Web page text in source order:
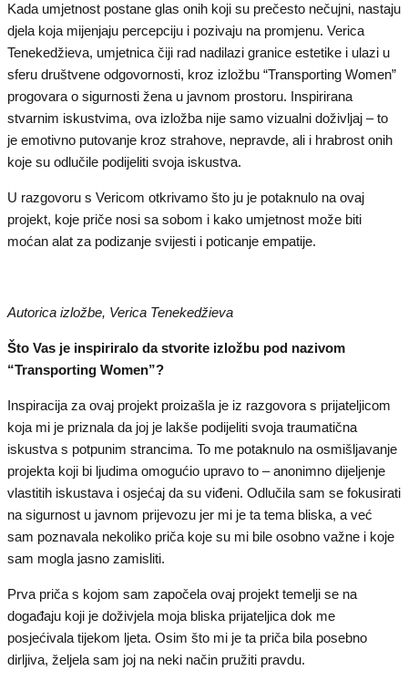
Kada umjetnost postane glas onih koji su prečesto nečujni, nastaju
djela koja mijenjaju percepciju i pozivaju na promjenu. Verica
Tenekedžieva, umjetnica čiji rad nadilazi granice estetike i ulazi u
sferu društvene odgovornosti, kroz izložbu “Transporting Women”
progovara o sigurnosti žena u javnom prostoru. Inspirirana
stvarnim iskustvima, ova izložba nije samo vizualni doživljaj – to
je emotivno putovanje kroz strahove, nepravde, ali i hrabrost onih
koje su odlučile podijeliti svoja iskustva.
U razgovoru s Vericom otkrivamo što ju je potaknulo na ovaj
projekt, koje priče nosi sa sobom i kako umjetnost može biti
moćan alat za podizanje svijesti i poticanje empatije.
Autorica izložbe, Verica Tenekedžieva
Što Vas je inspiriralo da stvorite izložbu pod nazivom
“Transporting Women”?
Inspiracija za ovaj projekt proizašla je iz razgovora s prijateljicom
koja mi je priznala da joj je lakše podijeliti svoja traumatična
iskustva s potpunim strancima. To me potaknulo na osmišljavanje
projekta koji bi ljudima omogućio upravo to – anonimno dijeljenje
vlastitih iskustava i osjećaj da su viđeni. Odlučila sam se fokusirati
na sigurnost u javnom prijevozu jer mi je ta tema bliska, a već
sam poznavala nekoliko priča koje su mi bile osobno važne i koje
sam mogla jasno zamisliti.
Prva priča s kojom sam započela ovaj projekt temelji se na
događaju koji je doživjela moja bliska prijateljica dok me
posjećivala tijekom ljeta. Osim što mi je ta priča bila posebno
dirljiva, željela sam joj na neki način pružiti pravdu.